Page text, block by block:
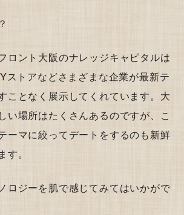
ロント大阪のナレッジキャピタルは
ストアなどさまざまな企業が最新テ
ことなく展示してくれています。大
い場所はたくさんあるのですが、こ
ーマに絞ってデートをするのも新鮮
。
ロジーを肌で感じてみてはいかがで